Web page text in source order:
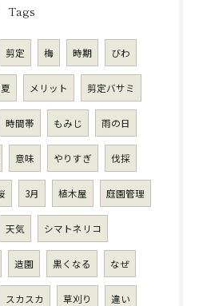
Tags
剪定 梅 時期 びわ
メリット 剪定バサミ
時間帯 もみじ 雨の日
意味 やりすぎ 伐採
3月 植木屋 庭園管理
天気 シマトネリコ
造園 黒くなる なぜ
スカスカ 草刈り 違い